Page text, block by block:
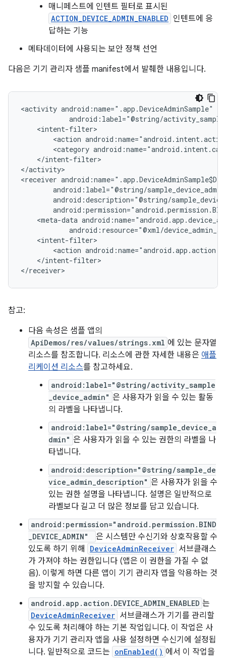
매니페스트에 인텐트 필터로 표시된
ACTION_DEVICE_ADMIN_ENABLED 인텐트에 응
답하는 기능
메타데이터에 사용되는 보안 정책 선언
다음은 기기 관리자 샘플 manifest에서 발췌한 내용입니다.
<activity
<action
<category
</intent-filter>
</activity>
<receiver
<meta-data
android:resource="@xml/
<action
</intent-filter>
</receiver>
참고:
다음 속성은 샘플 앱의
ApiDemos/res/values/strings.xml 에 있는 문자열
리소스를 참조합니다. 리소스에 관한 자세한 내용은 애플
리케이션 리소스를 참고하세요.
android:label="@string/activity_sample
_device_admin" 은 사용자가 읽을 수 있는 활동
의 라벨을 나타냅니다.
android:label="@string/sample_device_a
dmin" 은 사용자가 읽을 수 있는 권한의 라벨을 나
타냅니다.
android:description="@string/sample_de
vice_admin_description" 은 사용자가 읽을 수
있는 권한 설명을 나타냅니다. 설명은 일반적으로
라벨보다 길고 더 많은 정보를 담고 있습니다.
android:permission="android.permission.BIND
_DEVICE_ADMIN"
은 시스템만 수신기와 상호작용할 수
있도록 하기 위해
DeviceAdminReceiver 서브클래스
가 가져야 하는 권한입니다 (앱은 이 권한을 가질 수 없
음). 이렇게 하면 다른 앱이 기기 관리자 앱을 악용하는 것
을 방지할 수 있습니다.
android.app.action.DEVICE_ADMIN_ENABLED 는
DeviceAdminReceiver 서브클래스가 기기를 관리할
수 있도록 처리해야 하는 기본 작업입니다. 이 작업은 사
용자가 기기 관리자 앱을 사용 설정하면 수신기에 설정됩
니다. 일반적으로 코드는 onEnabled() 에서 이 작업을